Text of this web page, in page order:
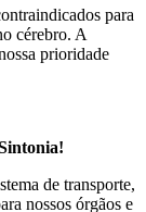
para
cérebro. A
prioridade
de transporte,
nossos órgãos e